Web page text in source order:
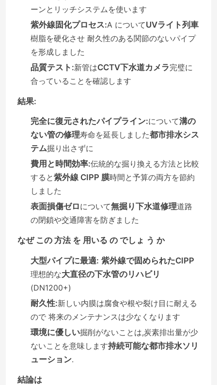
プロダクト
私達について
ーンとリッチシステムを使います
紫外線固化プロセス:A についてUVライト列車
樹脂を硬化させ 耐久性のある関節のないパイプ
を形成しました
品質テスト:新管はCCTV下水道カメラ完璧に
合っていることを確認します
結果:
完全に復元されたパイプライン:について溝の
ない管の修理寿命を延長しました都市排水シス
テム掘り出さずに
費用と時間効率:伝統的な掘り換える方法と比較
すると紫外線 CIPP 膜時間と予算の両方を節約
しました
表面損傷ゼロについて無掘り下水道修理道路
の閉鎖や交通障害を防ぎました
なぜ この 方法 を 用いる の でしょ う か
大型パイプに最適: 紫外線で固められたCIPP
理想的な大直径の下水管のリハビリ
(DN1200+)
耐久性:新しい内膜は腐食や根や裂け目に耐える
ので 将来のメンテナンスは少なくなります
環境に優しい掘削がないことは,炭素排出量が少
ないことを意味します持続可能な都市排水ソリ
ューション.
結論は